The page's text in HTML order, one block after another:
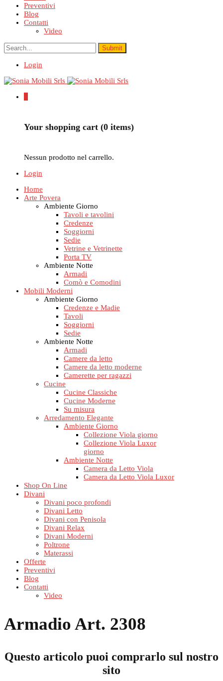
Preventivi
Blog
Contatti
Video
Login
Your shopping cart (0 items)
Nessun prodotto nel carrello.
Login
Home
Arte Povera
Ambiente Giorno
Tavoli e tavolini
Credenze
Soggiorni
Sedie
Vetrine e Vetrinette
Porta TV
Ambiente Notte
Armadi
Comò e Comodini
Mobili Moderni
Ambiente Giorno
Credenze e Madie
Tavoli
Soggiorni
Sedie
Ambiente Notte
Armadi
Camere da letto
Camere da letto moderne
Camerette per ragazzi
Cucine
Cucine Classiche
Cucine Moderne
Su misura
Arredamento Elegante
Ambiente Giorno
Collezione Viola giorno
Collezione Viola Luxor
giorno
Ambiente Notte
Camera da Letto Viola
Camera da Letto Viola Luxor
Shop On Line
Divani
Divani poco profondi
Divani Letto
Divani con Penisola
Divani Relax
Divani Moderni
Poltrone
Materassi
Offerte
Preventivi
Blog
Contatti
Video
Armadio Art. 2308
Questo articolo puoi comprarlo sul nostro
sito